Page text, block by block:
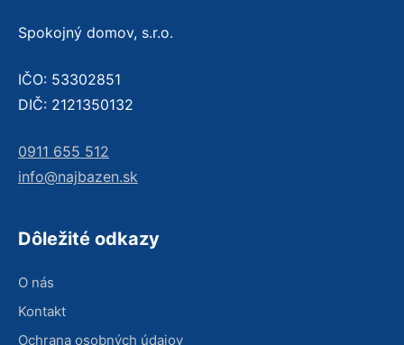
Spokojný domov, s.r.o.
IČO: 53302851
DIČ: 2121350132
0911 655 512
info@najbazen.sk
Dôležité odkazy
O nás
Kontakt
Ochrana osobných údajov